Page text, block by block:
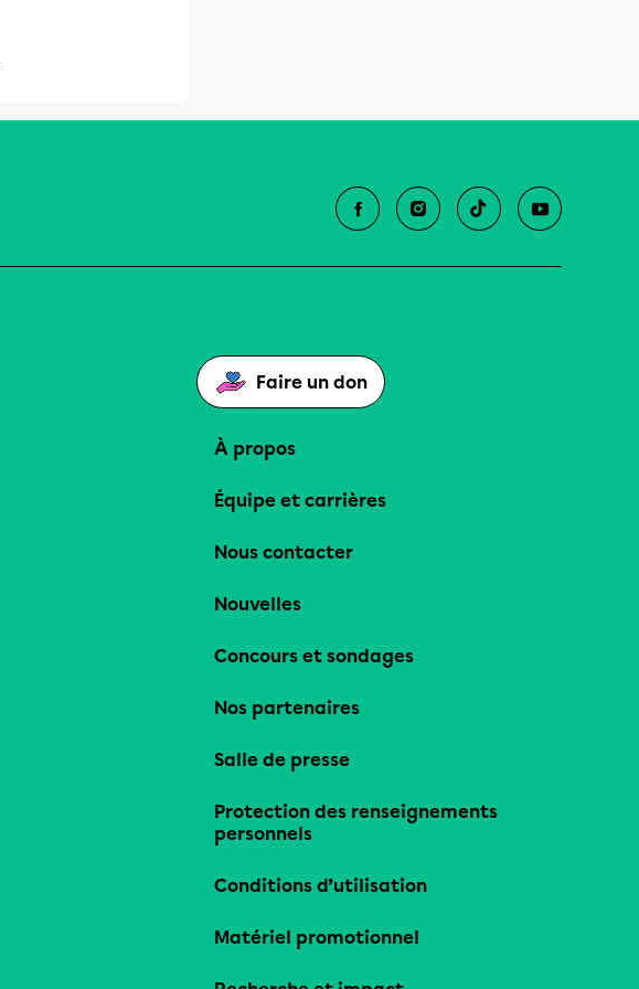
Faire un don
À propos
Équipe et carrières
Nous contacter
Nouvelles
Concours et sondages
Nos partenaires
Salle de presse
Protection des renseignements
personnels
Conditions d’utilisation
Matériel promotionnel